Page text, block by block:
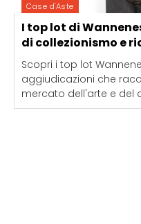
Case d'Aste
I top lot di
di collezionismo e
Scopri i top lot
aggiudicazioni che
mercato dell'arte e del